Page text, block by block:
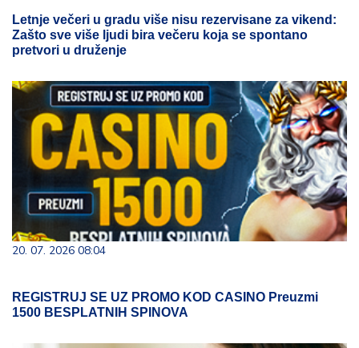
Letnje večeri u gradu više nisu rezervisane za vikend:
Zašto sve više ljudi bira večeru koja se spontano
pretvori u druženje
20. 07. 2026 08:04
REGISTRUJ SE UZ PROMO KOD CASINO Preuzmi
1500 BESPLATNIH SPINOVA